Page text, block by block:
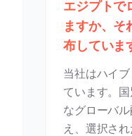
エジプトで
ますか、そ
布していま
当社はハイ
ています。
なグローバ
え、選択さ